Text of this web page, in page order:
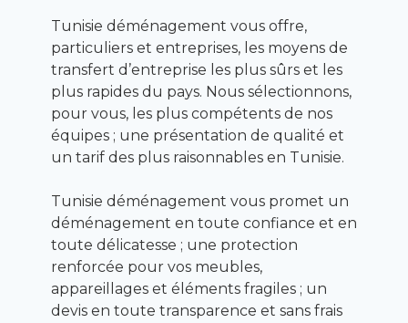
Tunisie déménagement vous offre,
particuliers et entreprises, les moyens de
transfert d’entreprise les plus sûrs et les
plus rapides du pays. Nous sélectionnons,
pour vous, les plus compétents de nos
équipes ; une présentation de qualité et
un tarif des plus raisonnables en Tunisie.
Tunisie déménagement vous promet un
déménagement en toute confiance et en
toute délicatesse ; une protection
renforcée pour vos meubles,
appareillages et éléments fragiles ; un
devis en toute transparence et sans frais